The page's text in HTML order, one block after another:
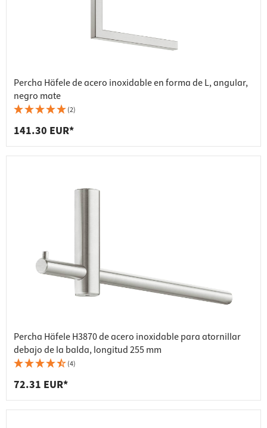
Percha Häfele de acero inoxidable en forma de L, angular,
negro mate
(2)
141.30 EUR*
Percha Häfele H3870 de acero inoxidable para atornillar
debajo de la balda, longitud 255 mm
(4)
72.31 EUR*